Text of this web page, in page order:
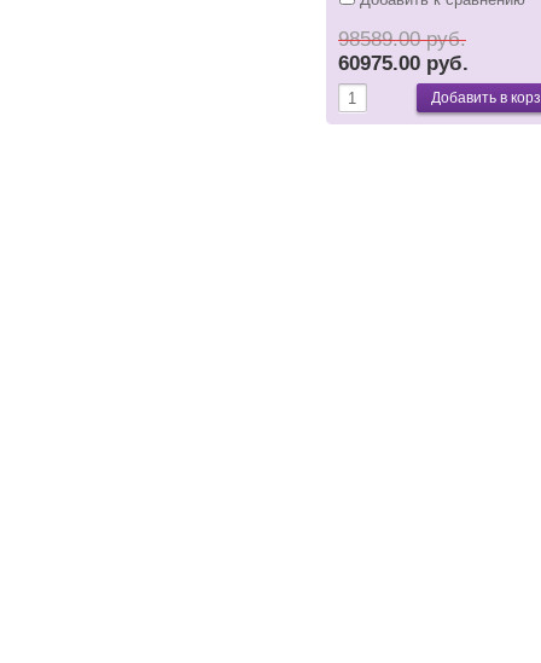
98589.00 руб.
60975.00 руб.